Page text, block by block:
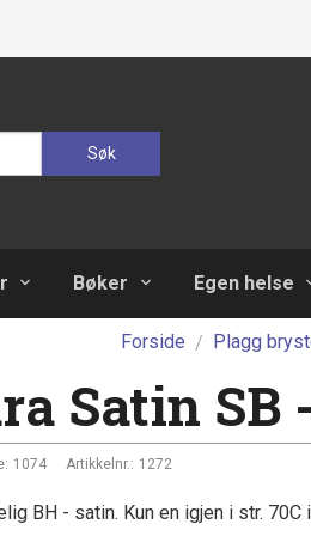
Søk
Bøker Egen helse
Forside Plagg
Satin SB
1074 Artikkelnr.: 1272
BH - satin. Kun en igjen i str. 70C